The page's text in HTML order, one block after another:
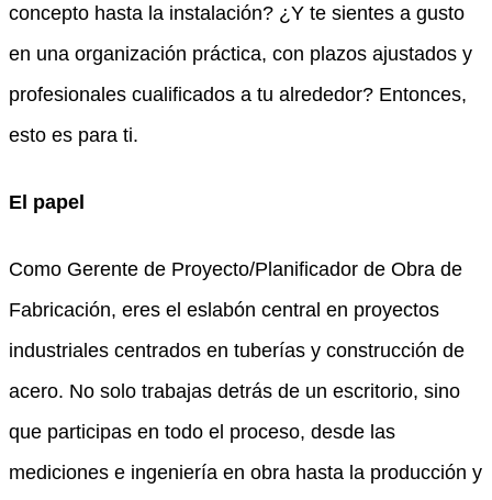
concepto hasta la instalación? ¿Y te sientes a gusto
en una organización práctica, con plazos ajustados y
profesionales cualificados a tu alrededor? Entonces,
esto es para ti.
El papel
Como Gerente de Proyecto/Planificador de Obra de
Fabricación, eres el eslabón central en proyectos
industriales centrados en tuberías y construcción de
acero. No solo trabajas detrás de un escritorio, sino
que participas en todo el proceso, desde las
mediciones e ingeniería en obra hasta la producción y